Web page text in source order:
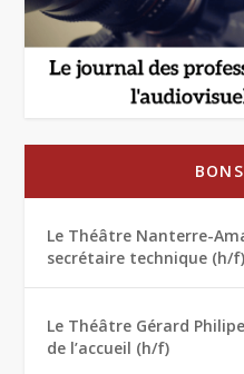
Le Théâtre Nanterre-
secrétaire technique (h/f)
Le Théâtre Gérard
de l’accueil (h/f)